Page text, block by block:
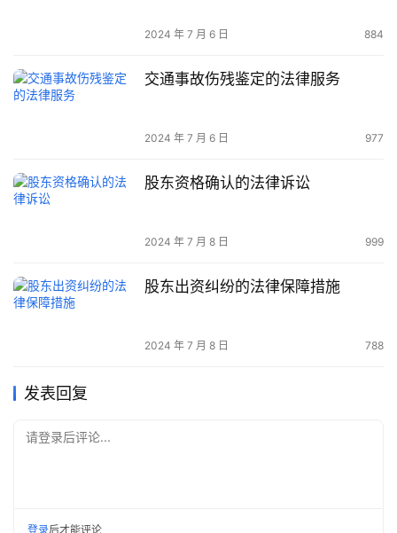
2024 年 7 月 6 日 884
交通事故伤残鉴定的法律服务
2024 年 7 月 6 日 977
股东资格确认的法律诉讼
2024 年 7 月 8 日 999
股东出资纠纷的法律保障措施
2024 年 7 月 8 日 788
发表回复
请登录后评论...
登录后才能评论